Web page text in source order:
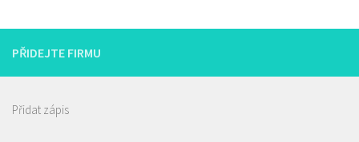
PŘIDEJTE FIRMU
Přidat zápis